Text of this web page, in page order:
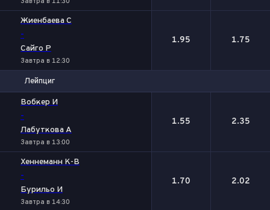
Жиенбаева C
-
Сайго Р
Завтра в 12:30
1.95 1.75
Лейпциг
Вобкер И
-
Лабуткова А
Завтра в 13:00
1.55 2.35
Хеннеманн К-В
-
Бурильо И
Завтра в 14:30
1.70 2.02